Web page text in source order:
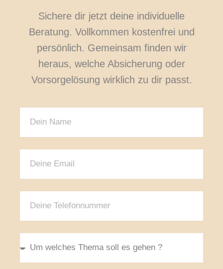
Sichere dir jetzt deine individuelle
Beratung. Vollkommen kostenfrei und
persönlich. Gemeinsam finden wir
heraus, welche Absicherung oder
Vorsorgelösung wirklich zu dir passt.